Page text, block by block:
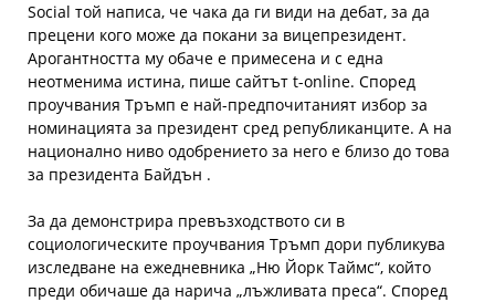
Social той написа, че чака да ги види на дебат, за да
прецени кого може да покани за вицепрезидент.
Арогантността му обаче е примесена и с една
неотменима истина, пише сайтът t-online. Според
проучвания Тръмп е най-предпочитаният избор за
номинацията за президент сред републиканците. А на
национално ниво одобрението за него е близо до това
за президента Байдън .
За да демонстрира превъзходството си в
социологическите проучвания Тръмп дори публикува
изследване на ежедневника „Ню Йорк Таймс“, който
преди обичаше да нарича „лъжливата преса“. Според